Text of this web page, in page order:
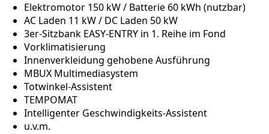
Elektromotor 150 kW / Batterie 60 kWh (nutzbar)
AC Laden 11 kW / DC Laden 50 kW
3er-Sitzbank EASY-ENTRY in 1. Reihe im Fond
Vorklimatisierung
Innenverkleidung gehobene Ausführung
MBUX Multimediasystem
Totwinkel-Assistent
TEMPOMAT
Intelligenter Geschwindigkeits-Assistent
u.v.m.